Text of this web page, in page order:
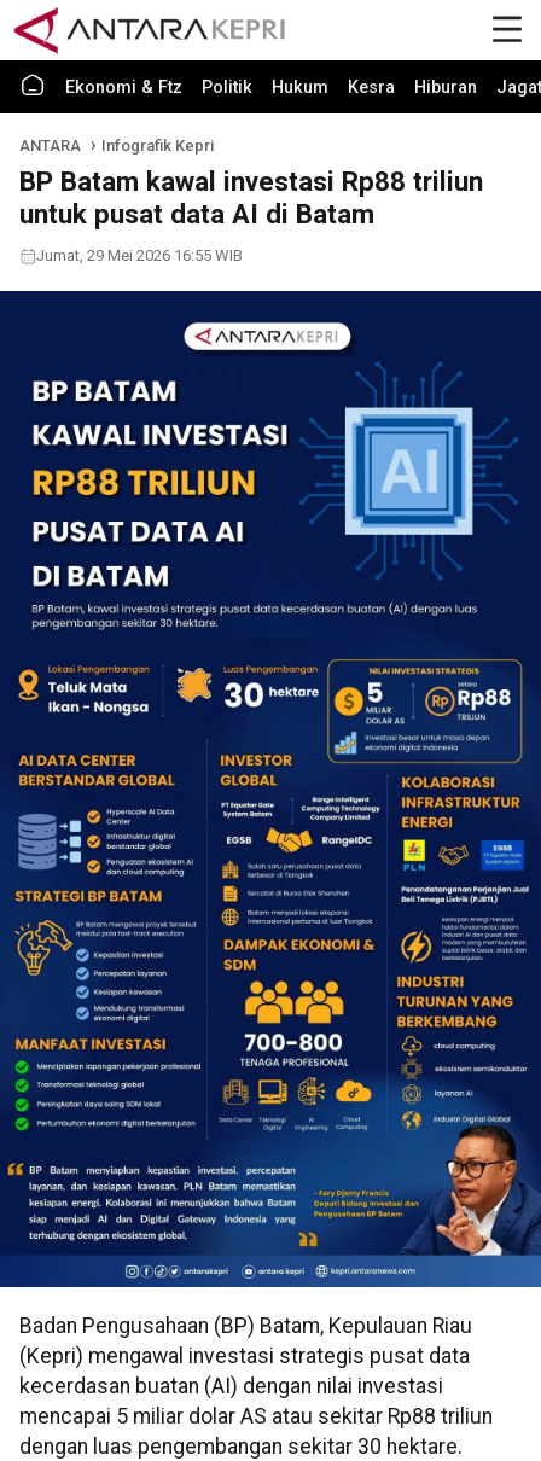
Ekonomi & Ftz Politik Hukum Kesra Hiburan Jagat
ANTARA Infografik Kepri
BP Batam kawal investasi Rp88 triliun
untuk pusat data AI di Batam
Jumat, 29 Mei 2026 16:55 WIB
Badan Pengusahaan (BP) Batam, Kepulauan Riau
(Kepri) mengawal investasi strategis pusat data
kecerdasan buatan (AI) dengan nilai investasi
mencapai 5 miliar dolar AS atau sekitar Rp88 triliun
dengan luas pengembangan sekitar 30 hektare.